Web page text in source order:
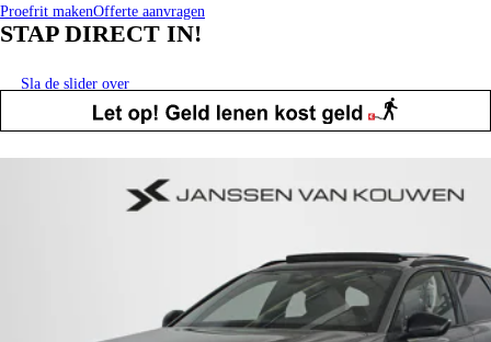
Proefrit makenOfferte aanvragen
STAP DIRECT IN!
Sla de slider over